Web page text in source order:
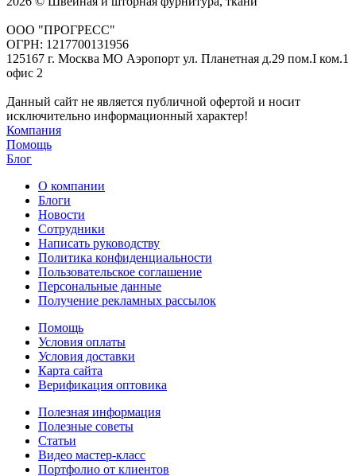
ООО "ПРОГРЕСС"
ОГРН: 1217700131956
125167 г. Москва МО Аэропорт ул. Планетная д.29 пом.I ком.1
офис 2
Данный сайт не является публичной офертой и носит
исключительно информационный характер!
Компания
Помощь
Блог
О компании
Блоги
Новости
Сотрудники
Написать руководству
Политика конфиденциальности
Пользовательское соглашение
Персональные данные
Получение рекламных рассылок
Помощь
Условия оплаты
Условия доставки
Карта сайта
Верификация оптовика
Полезная информация
Полезные советы
Статьи
Видео мастер-класс
Портфолио от клиентов